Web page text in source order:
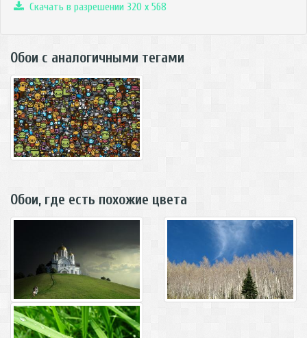
Скачать в разрешении 320 x 568
Обои с аналогичными тегами
Обои, где есть похожие цвета